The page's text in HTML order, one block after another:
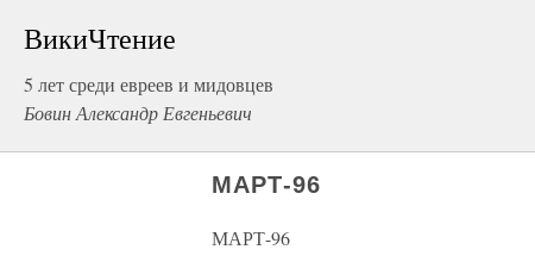
ВикиЧтение
5 лет среди евреев и мидовцев
Бовин Александр Евгеньевич
МАРТ-96
МАРТ-96